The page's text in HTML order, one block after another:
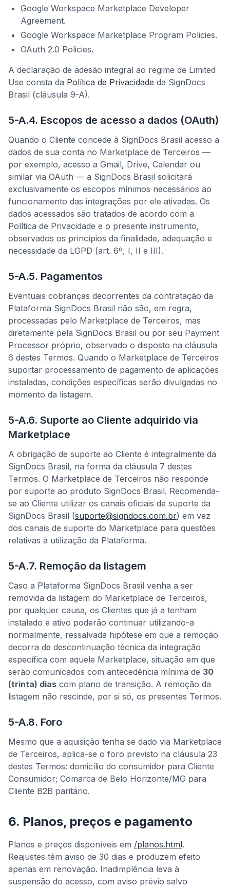
Google Workspace Marketplace Developer
Agreement.
Google Workspace Marketplace Program Policies.
OAuth 2.0 Policies.
A declaração de adesão integral ao regime de Limited
Use consta da Política de Privacidade da SignDocs
Brasil (cláusula 9-A).
5-A.4. Escopos de acesso a dados (OAuth)
Quando o Cliente concede à SignDocs Brasil acesso a
dados de sua conta no Marketplace de Terceiros —
por exemplo, acesso a Gmail, Drive, Calendar ou
similar via OAuth — a SignDocs Brasil solicitará
exclusivamente os escopos mínimos necessários ao
funcionamento das integrações por ele ativadas. Os
dados acessados são tratados de acordo com a
Política de Privacidade e o presente instrumento,
observados os princípios da finalidade, adequação e
necessidade da LGPD (art. 6º, I, II e III).
5-A.5. Pagamentos
Eventuais cobranças decorrentes da contratação da
Plataforma SignDocs Brasil não são, em regra,
processadas pelo Marketplace de Terceiros, mas
diretamente pela SignDocs Brasil ou por seu Payment
Processor próprio, observado o disposto na cláusula
6 destes Termos. Quando o Marketplace de Terceiros
suportar processamento de pagamento de aplicações
instaladas, condições específicas serão divulgadas no
momento da listagem.
5-A.6. Suporte ao Cliente adquirido via
Marketplace
A obrigação de suporte ao Cliente é integralmente da
SignDocs Brasil, na forma da cláusula 7 destes
Termos. O Marketplace de Terceiros não responde
por suporte ao produto SignDocs Brasil. Recomenda-
se ao Cliente utilizar os canais oficiais de suporte da
SignDocs Brasil (suporte@signdocs.com.br) em vez
dos canais de suporte do Marketplace para questões
relativas à utilização da Plataforma.
5-A.7. Remoção da listagem
Caso a Plataforma SignDocs Brasil venha a ser
removida da listagem do Marketplace de Terceiros,
por qualquer causa, os Clientes que já a tenham
instalado e ativo poderão continuar utilizando-a
normalmente, ressalvada hipótese em que a remoção
decorra de descontinuação técnica da integração
específica com aquele Marketplace, situação em que
serão comunicados com antecedência mínima de 30
(trinta) dias com plano de transição. A remoção da
listagem não rescinde, por si só, os presentes Termos.
5-A.8. Foro
Mesmo que a aquisição tenha se dado via Marketplace
de Terceiros, aplica-se o foro previsto na cláusula 23
destes Termos: domicílio do consumidor para Cliente
Consumidor; Comarca de Belo Horizonte/MG para
Cliente B2B paritário.
6. Planos, preços e pagamento
Planos e preços disponíveis em /planos.html.
Reajustes têm aviso de 30 dias e produzem efeito
apenas em renovação. Inadimplência leva à
suspensão do acesso, com aviso prévio salvo